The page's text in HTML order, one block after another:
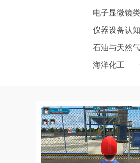
电子显微镜类
仪器设备认知
石油与天然气
海洋化工